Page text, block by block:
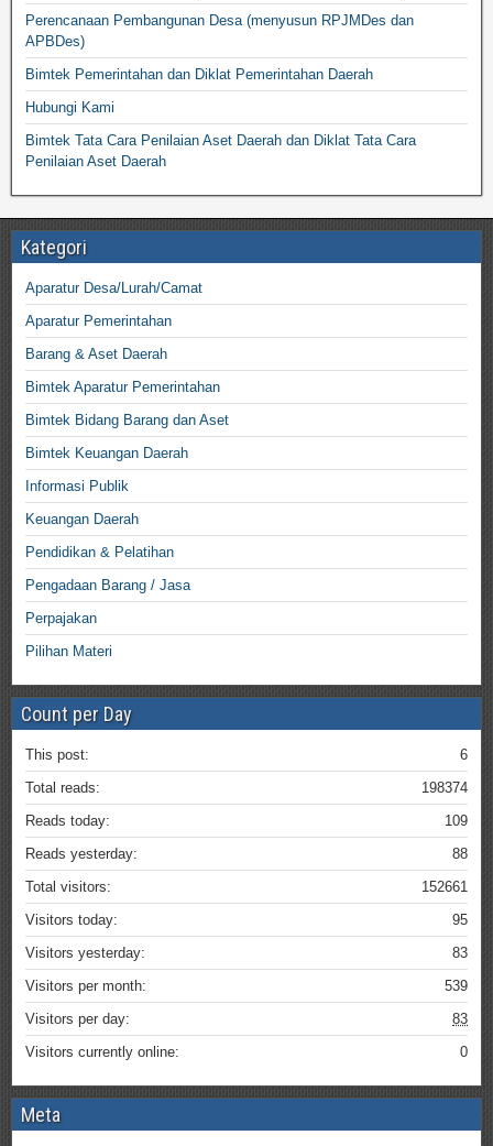
Perencanaan Pembangunan Desa (menyusun RPJMDes dan
APBDes)
Bimtek Pemerintahan dan Diklat Pemerintahan Daerah
Hubungi Kami
Bimtek Tata Cara Penilaian Aset Daerah dan Diklat Tata Cara
Penilaian Aset Daerah
Kategori
Aparatur Desa/Lurah/Camat
Aparatur Pemerintahan
Barang & Aset Daerah
Bimtek Aparatur Pemerintahan
Bimtek Bidang Barang dan Aset
Bimtek Keuangan Daerah
Informasi Publik
Keuangan Daerah
Pendidikan & Pelatihan
Pengadaan Barang / Jasa
Perpajakan
Pilihan Materi
Count per Day
6
This post:
198374
Total reads:
109
Reads today:
88
Reads yesterday:
152661
Total visitors:
95
Visitors today:
83
Visitors yesterday:
539
Visitors per month:
83
Visitors per day:
0
Visitors currently online:
Meta